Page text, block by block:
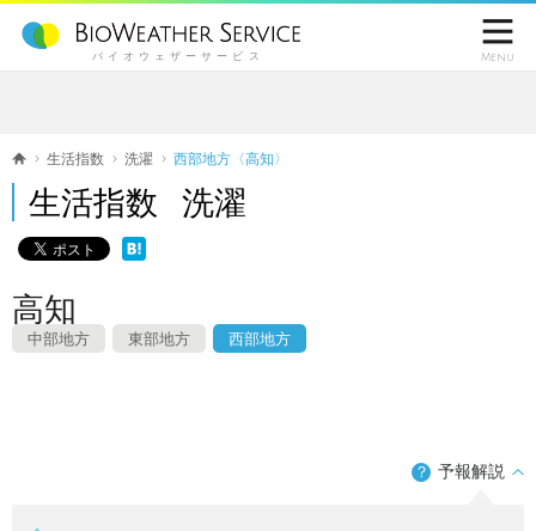
バイオウェザーサービス

Menu
生活指数 洗濯 西部地方〈高知〉
生活指数 洗濯
高知
中部地方 東部地方 西部地方
？ 予報解説